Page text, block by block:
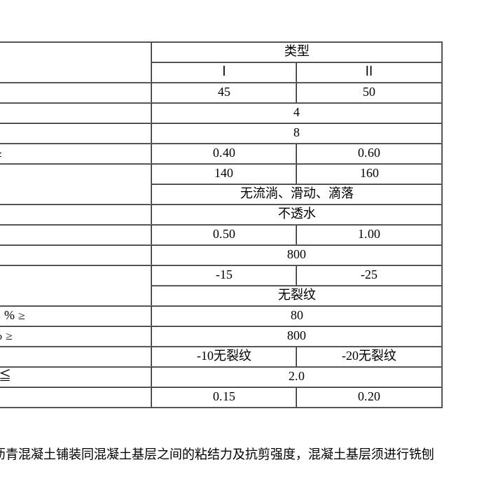
类型
45
50
4
8
0.40 0.60
140
160
无流淌、滑动、滴落
不透水
0.50
1.00
800
-15
-25
无裂纹
% ≥
80
≥
800
-10无裂纹
-20无裂纹
≦
2.0
0.15
0.20
混凝土铺装同混凝土基层之间的粘结力及抗剪强度，混凝土基层须进行铣刨